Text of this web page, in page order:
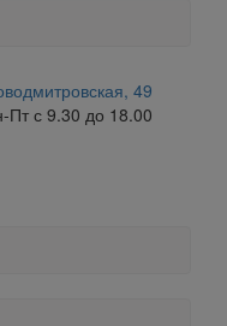
49
Пт с 9.30 до 18.00